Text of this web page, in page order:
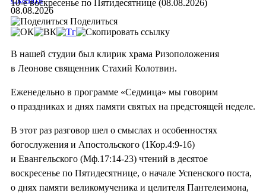
10-е воскресенье по Пятидесятнице (08.08.2026)
08.08.2026
Поделиться
В нашей студии был клирик храма Ризоположения
в Леонове священник Стахий Колотвин.
Еженедельно в программе «Седмица» мы говорим
о праздниках и днях памяти святых на предстоящей неделе.
В этот раз разговор шел о смыслах и особенностях
богослужения и Апостольского (1Кор.4:9-16)
и Евангельского (Мф.17:14-23) чтений в десятое
воскресенье по Пятидесятнице, о начале Успенского поста,
о днях памяти великомученика и целителя Пантелеимона,